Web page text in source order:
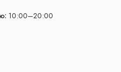
10:00–20:00